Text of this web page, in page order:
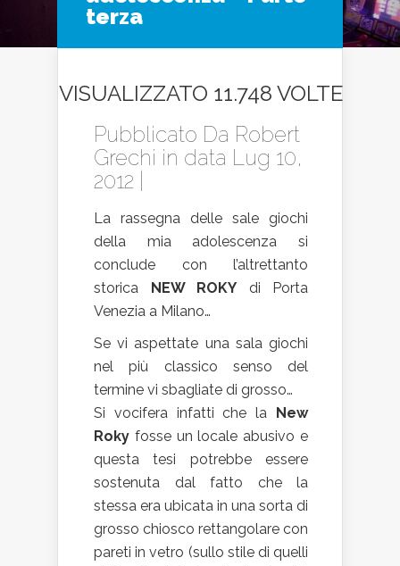
terza
VISUALIZZATO 11.748 VOLTE
Pubblicato Da Robert
Grechi in data Lug 10,
2012 |
La rassegna delle sale giochi
della mia adolescenza si
conclude con l’altrettanto
storica
NEW ROKY di Porta
Venezia a Milano…
Se vi aspettate una sala giochi
nel più classico senso del
termine vi sbagliate di grosso…
Si vocifera infatti che la
New
Roky fosse un locale abusivo e
questa tesi potrebbe essere
sostenuta dal fatto che la
stessa era ubicata in una sorta di
grosso chiosco rettangolare con
pareti in vetro (sullo stile di quelli